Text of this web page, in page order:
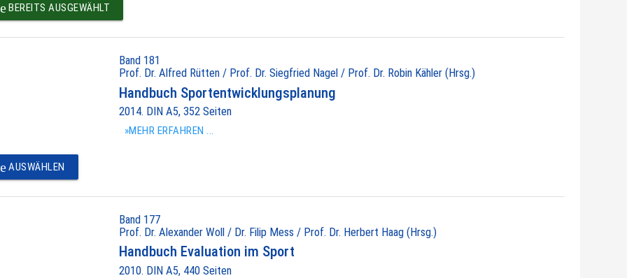
BEREITS AUSGEWÄHLT
Band 181
Prof. Dr. Alfred Rütten / Prof. Dr. Siegfried Nagel / Prof. Dr. Robin Kähler (Hrsg.)
Handbuch Sportentwicklungsplanung
2014. DIN A5, 352 Seiten
»MEHR ERFAHREN ...
AUSWÄHLEN
Band 177
Prof. Dr. Alexander Woll / Dr. Filip Mess / Prof. Dr. Herbert Haag (Hrsg.)
Handbuch Evaluation im Sport
2010. DIN A5, 440 Seiten